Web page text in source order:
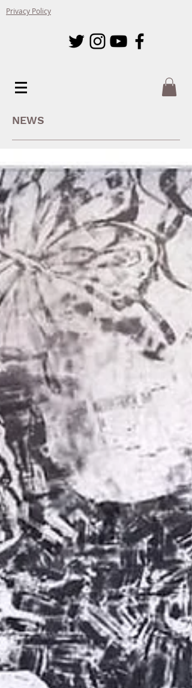
Privacy Policy
NEWS